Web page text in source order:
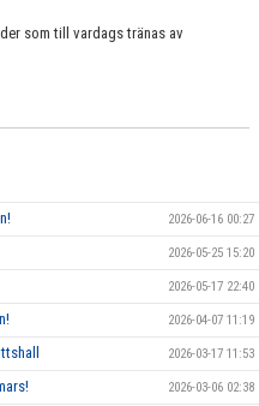
som till vardags tränas av
2026-06-16 00:27
2026-05-25 15:20
2026-05-17 22:40
2026-04-07 11:19
2026-03-17 11:53
2026-03-06 02:38